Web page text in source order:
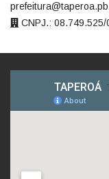
CNPJ.: 08.749.525/